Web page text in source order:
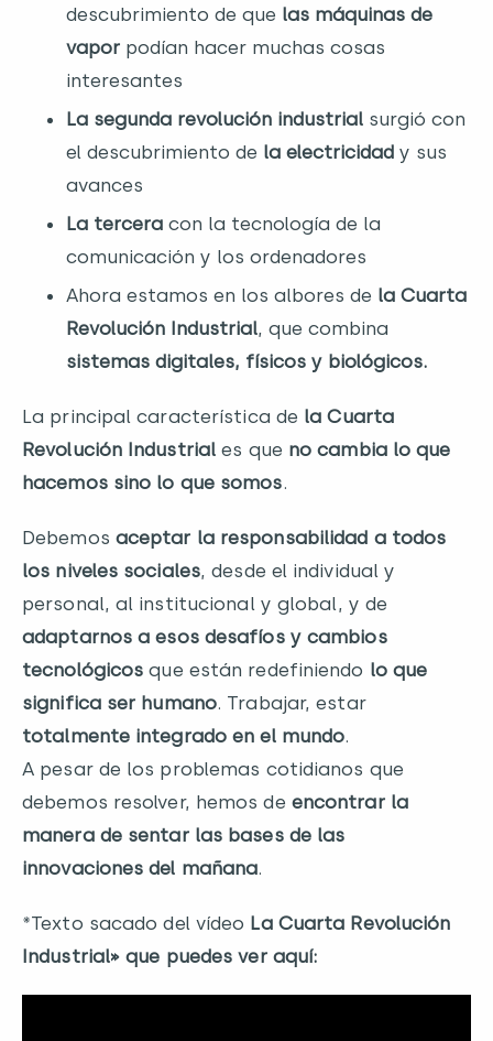
descubrimiento de que las máquinas de
vapor podían hacer muchas cosas
interesantes
La segunda revolución industrial surgió con
el descubrimiento de la electricidad y sus
avances
La tercera con la tecnología de la
comunicación y los ordenadores
Ahora estamos en los albores de la Cuarta
Revolución Industrial, que combina
sistemas digitales, físicos y biológicos.
La principal característica de la Cuarta
Revolución Industrial es que no cambia lo que
hacemos sino lo que somos.
Debemos aceptar la responsabilidad a todos
los niveles sociales, desde el individual y
personal, al institucional y global, y de
adaptarnos a esos desafíos y cambios
tecnológicos que están redefiniendo lo que
significa ser humano. Trabajar, estar
totalmente integrado en el mundo.
A pesar de los problemas cotidianos que
debemos resolver, hemos de encontrar la
manera de sentar las bases de las
innovaciones del mañana.
*Texto sacado del vídeo La Cuarta Revolución
Industrial» que puedes ver aquí: